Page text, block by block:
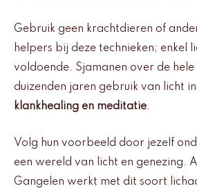
Gebruik geen krachtdieren of
helpers bij deze technieken; enkel
voldoende. Sjamanen over de hele
duizenden jaren gebruik van licht in
klankhealing en meditatie.
Volg hun voorbeeld door jezelf
een wereld van licht en genezing.
Gangelen werkt met dit soort